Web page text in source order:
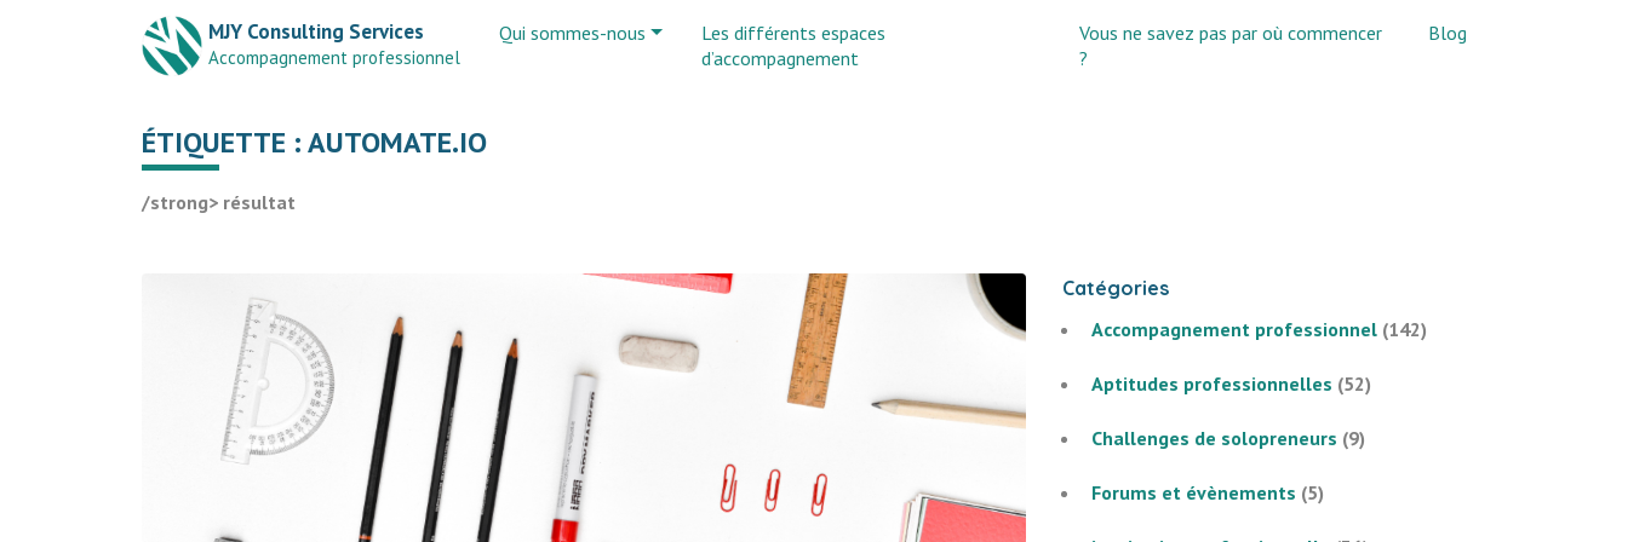
MJY Consulting Services
Accompagnement professionnel
Qui sommes-nous
Les différents espaces
d’accompagnement
Vous ne savez pas par où commencer
?
Blog
ÉTIQUETTE :AUTOMATE.IO
/strong> résultat
Catégories
Accompagnement professionnel (142)
Aptitudes professionnelles (52)
Challenges de solopreneurs (9)
Forums et évènements (5)